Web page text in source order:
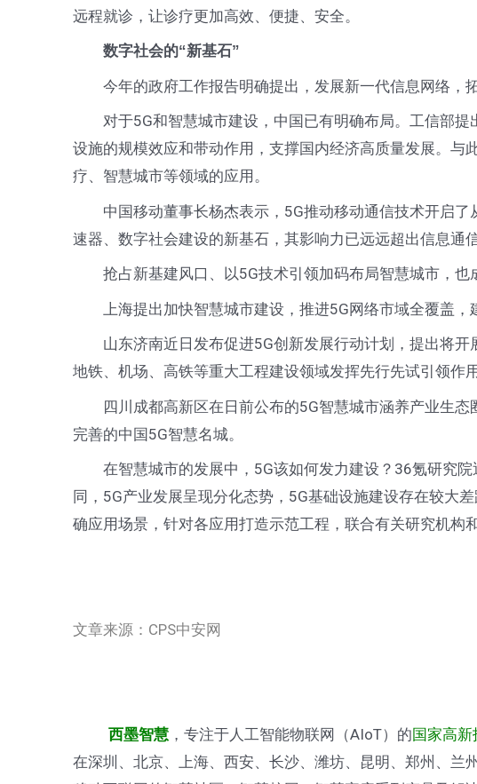
远程就诊，让诊疗更加高效、便捷、安全。
数字社会的“新基石”
今年的政府工作报告明确提出，发展新一代信息网络，拓
对于5G和智慧城市建设，中国已有明确布局。工信部提
设施的规模效应和带动作用，支撑国内经济高质量发展。
疗、智慧城市等领域的应用。
中国移动董事长杨杰表示，5G推动移动通信技术开启了
速器、数字社会建设的新基石，其影响力已远远超出信息通
抢占新基建风口、以5G技术引领加码布局智慧城市，也
上海提出加快智慧城市建设，推进5G网络市域全覆盖，
山东济南近日发布促进5G创新发展行动计划，提出将开
地铁、机场、高铁等重大工程建设领域发挥先行先试引领作用
四川成都高新区在日前公布的5G智慧城市涵养产业生态
完善的中国5G智慧名城。
在智慧城市的发展中，5G该如何发力建设？36氪研究院
同，5G产业发展呈现分化态势，5G基础设施建设存在较大
确应用场景，针对各应用打造示范工程，联合有关研究机构
文章来源：CPS中安网
西墨智慧 ，专注于人工智能物联网（AIoT）的国家高
在深圳、北京、上海、西安、长沙、潍坊、昆明、郑州、兰